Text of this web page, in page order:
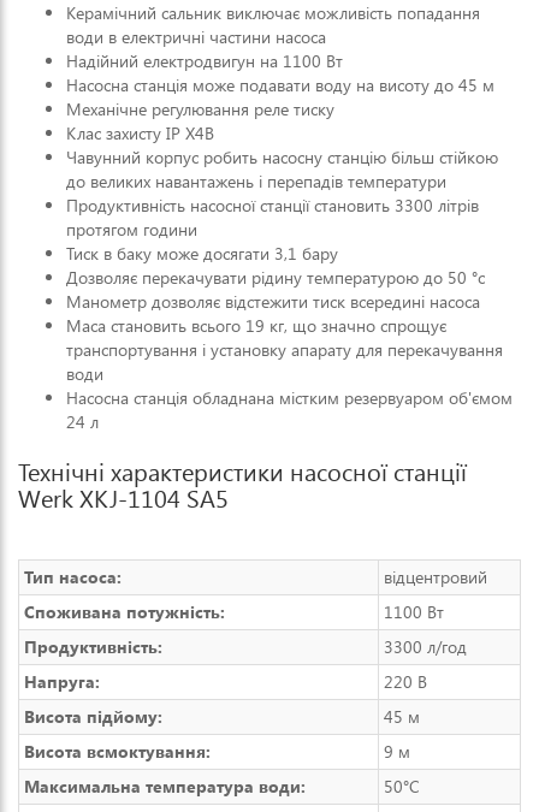
Керамічний сальник виключає можливість попадання
води в електричні частини насоса
Надійний електродвигун на 1100 Вт
Насосна станція може подавати воду на висоту до 45 м
Механічне регулювання реле тиску
Клас захисту IP X4B
Чавунний корпус робить насосну станцію більш стійкою
до великих навантажень і перепадів температури
Продуктивність насосної станції становить 3300 літрів
протягом години
Тиск в баку може досягати 3,1 бару
Дозволяє перекачувати рідину температурою до 50 °c
Манометр дозволяє відстежити тиск всередині насоса
Маса становить всього 19 кг, що значно спрощує
транспортування і установку апарату для перекачування
води
Насосна станція обладнана містким резервуаром об'ємом
24 л
Технічні характеристики насосної станції
Werk XKJ-1104 SA5
Тип насоса:
відцентровий
Споживана потужність:
1100 Вт
Продуктивність:
3300 л/год
Напруга:
220 В
Висота підйому:
45 м
Висота всмоктування:
9 м
Максимальна температура води:
50°C